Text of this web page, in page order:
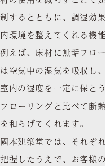
制するとともに、調湿効
内環境を整えてくれる機
例えば、床材に無垢フロ
は空気中の湿気を吸収し
室内の湿度を一定に保と
フローリングと比べて断
を和らげてくれます。
國本建築堂では、それぞ
把握したうえで、お客様